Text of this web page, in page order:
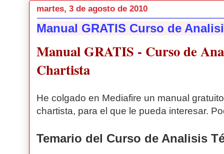
martes, 3 de agosto de 2010
Manual GRATIS Curso de
Manual GRATIS - Curso de
Chartista
He colgado en Mediafire un manual
chartista, para el que le pueda interesar.
Temario del Curso de Analisis